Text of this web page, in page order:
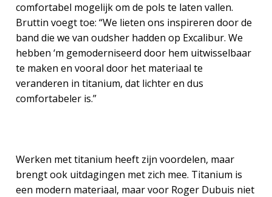
comfortabel mogelijk om de pols te laten vallen.
Bruttin voegt toe: “We lieten ons inspireren door de
band die we van oudsher hadden op Excalibur. We
hebben ‘m gemoderniseerd door hem uitwisselbaar
te maken en vooral door het materiaal te
veranderen in titanium, dat lichter en dus
comfortabeler is.”
Werken met titanium heeft zijn voordelen, maar
brengt ook uitdagingen met zich mee. Titanium is
een modern materiaal, maar voor Roger Dubuis niet